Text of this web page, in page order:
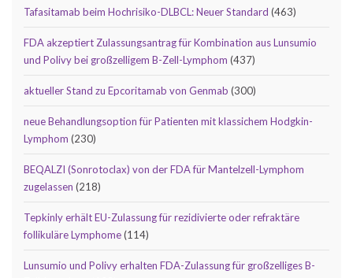
Tafasitamab beim Hochrisiko-DLBCL: Neuer Standard (463)
FDA akzeptiert Zulassungsantrag für Kombination aus Lunsumio
und Polivy bei großzelligem B-Zell-Lymphom (437)
aktueller Stand zu Epcoritamab von Genmab (300)
neue Behandlungsoption für Patienten mit klassichem Hodgkin-
Lymphom (230)
BEQALZI (Sonrotoclax) von der FDA für Mantelzell-Lymphom
zugelassen (218)
Tepkinly erhält EU-Zulassung für rezidivierte oder refraktäre
follikuläre Lymphome(114)
Lunsumio und Polivy erhalten FDA-Zulassung für großzelliges B-